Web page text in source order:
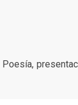
Poesía,